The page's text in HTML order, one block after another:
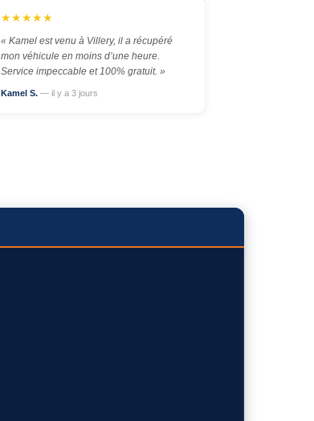
★★★★★
« Kamel est venu à Villery, il a récupéré
mon véhicule en moins d’une heure.
Service impeccable et 100% gratuit. »
Kamel S. — il y a 3 jours